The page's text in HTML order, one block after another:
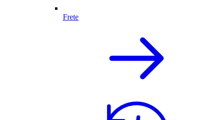
Frete